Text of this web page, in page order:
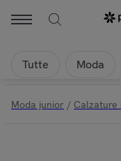
Tutte Moda
Moda junior / Calzature